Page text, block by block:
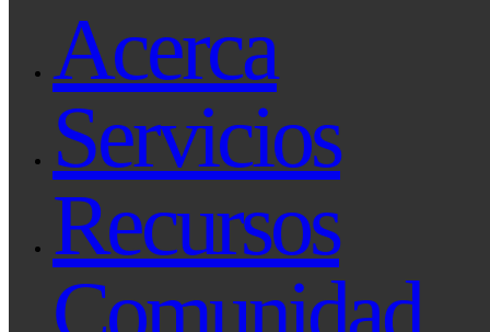
Acerca
Servicios
Recursos
Comunidad